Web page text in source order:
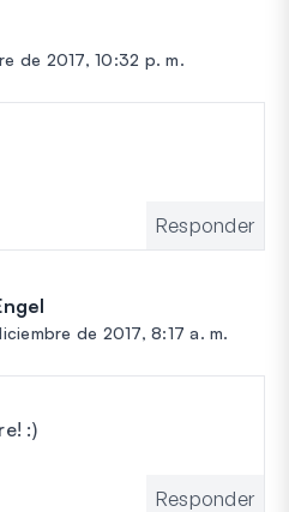
de 2017, 10:32 p. m.
Responder
de 2017, 8:17 a. m.
:)
Responder